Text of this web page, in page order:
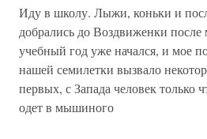
Иду в школу. Лыжи, коньки и
добрались до Воздвиженки
учебный год уже начался, и мое
нашей семилетки вызвало
первых, с Запада человек только
одет в мышиного